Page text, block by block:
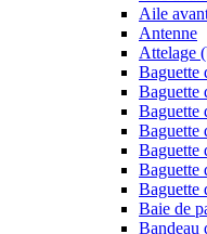
Aile
Antenne
Attelage
Baguette
Baguette
Baguette
Baguette
Baguette
Baguette
Baguette
Baie de
Bandeau